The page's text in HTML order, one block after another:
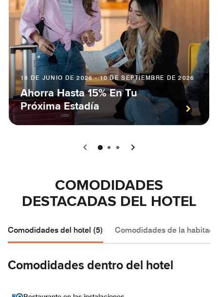
18 DE JUNIO DE 2026 - 10 DE SEPTIEMBRE DE 2026
Ahorra Hasta 15% En Tu
Próxima Estadía
0 1 2
COMODIDADES
DESTACADAS DEL HOTEL
Comodidades del hotel (5) Comodidades de la
Comodidades dentro del hotel